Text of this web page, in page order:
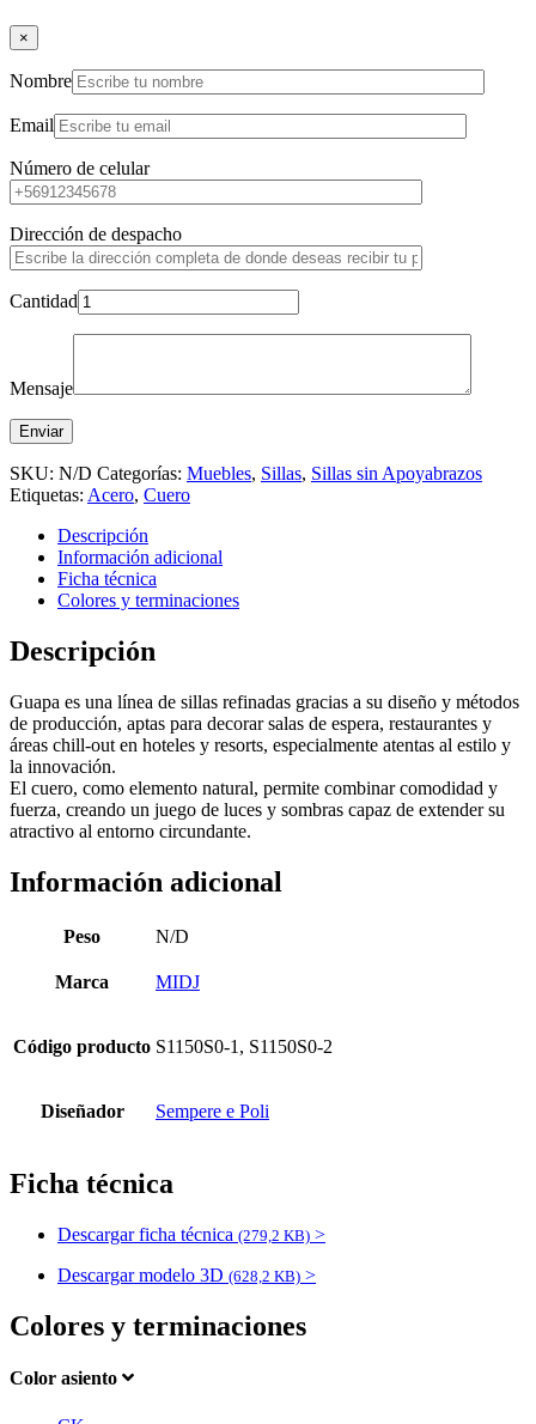
×
Nombre
Email
Número de celular
Dirección de despacho
Cantidad
Mensaje
SKU: N/D Categorías: Muebles, Sillas, Sillas sin Apoyabrazos
Etiquetas: Acero, Cuero
Descripción
Información adicional
Ficha técnica
Colores y terminaciones
Descripción
Guapa es una línea de sillas refinadas gracias a su diseño y métodos
de producción, aptas para decorar salas de espera, restaurantes y
áreas chill-out en hoteles y resorts, especialmente atentas al estilo y
la innovación.
El cuero, como elemento natural, permite combinar comodidad y
fuerza, creando un juego de luces y sombras capaz de extender su
atractivo al entorno circundante.
Información adicional
Peso N/D
Marca MIDJ
Código producto S1150S0-1, S1150S0-2
Diseñador Sempere e Poli
Ficha técnica
Descargar ficha técnica (279,2 KB) >
Descargar modelo 3D (628,2 KB) >
Colores y terminaciones
Color asiento